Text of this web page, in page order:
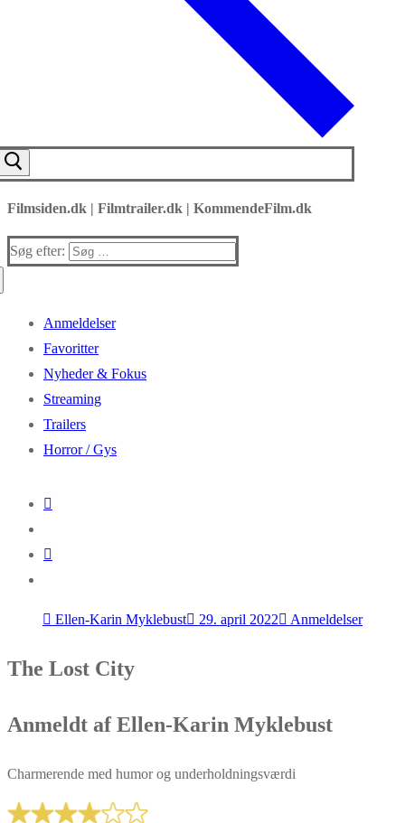
Filmsiden.dk | Filmtrailer.dk | KommendeFilm.dk
Søg efter:
Anmeldelser
Favoritter
Nyheder & Fokus
Streaming
Trailers
Horror / Gys
Ellen-Karin Myklebust 29. april 2022 Anmeldelser
The Lost City
Anmeldt af Ellen-Karin Myklebust
Charmerende med humor og underholdningsværdi